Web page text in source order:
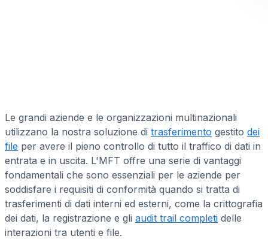
Le grandi aziende e le organizzazioni multinazionali
utilizzano la nostra soluzione di trasferimento gestito dei
file per avere il pieno controllo di tutto il traffico di dati in
entrata e in uscita. L'MFT offre una serie di vantaggi
fondamentali che sono essenziali per le aziende per
soddisfare i requisiti di conformità quando si tratta di
trasferimenti di dati interni ed esterni, come la crittografia
dei dati, la registrazione e gli audit trail completi delle
interazioni tra utenti e file.